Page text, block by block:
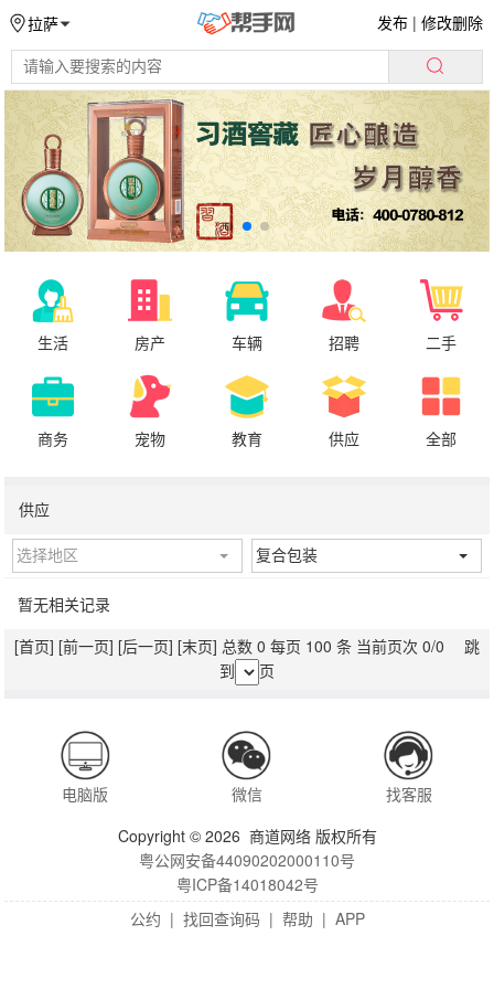
拉萨 发布 |修改删除
生活 房产 车辆 招聘 二手
商务 宠物 教育 供应 全部
供应
选择地区 复合包装
暂无相关记录
[首页] [前一页] [后一页] [末页] 总数 0 每页 100 条 当前页次 0/0 跳
到
页
电脑版 微信
找客服
Copyright © 2026 商道网络 版权所有
粤公网安备44090202000110号
粤ICP备14018042号
公约 | 找回查询码 | 帮助 | APP